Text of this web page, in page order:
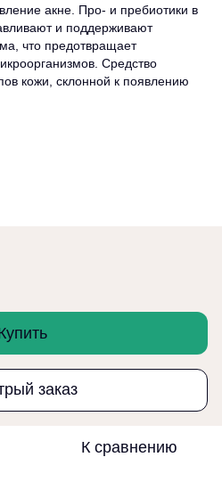
акне. Про- и пребиотики в
и поддерживают
что предотвращает
Средство
кожи, склонной к появлению
заказ
К сравнению